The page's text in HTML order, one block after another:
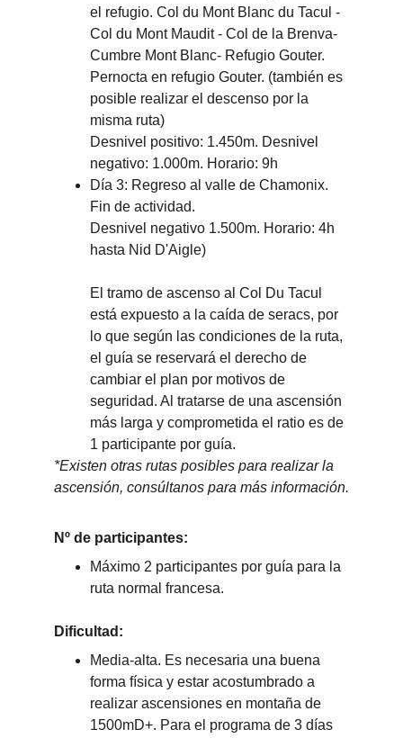
el refugio. Col du Mont Blanc du Tacul -
Col du Mont Maudit - Col de la Brenva-
Cumbre Mont Blanc- Refugio Gouter.
Pernocta en refugio Gouter. (también es
posible realizar el descenso por la
misma ruta)
Desnivel positivo: 1.450m. Desnivel
negativo: 1.000m. Horario: 9h
Día 3: Regreso al valle de Chamonix.
Fin de actividad.
Desnivel negativo 1.500m. Horario: 4h
hasta Nid D'Aigle)
El tramo de ascenso al Col Du Tacul
está expuesto a la caída de seracs, por
lo que según las condiciones de la ruta,
el guía se reservará el derecho de
cambiar el plan por motivos de
seguridad. Al tratarse de una ascensión
más larga y comprometida el ratio es de
1 participante por guía.
*Existen otras rutas posibles para realizar la
ascensión, consúltanos para más información.
Nº de participantes:
Máximo 2 participantes por guía para la
ruta normal francesa.
Dificultad:
Media-alta. Es necesaria una buena
forma física y estar acostumbrado a
realizar ascensiones en montaña de
1500mD+. Para el programa de 3 días